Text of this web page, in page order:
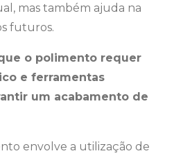
mas também ajuda na
futuros.
o polimento requer
e ferramentas
um acabamento de
envolve a utilização de